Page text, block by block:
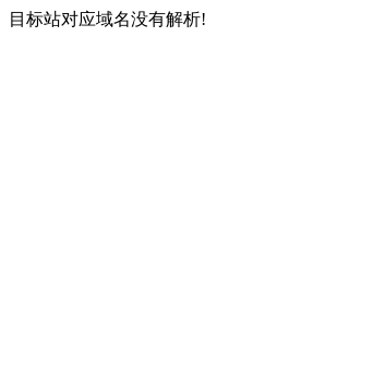
目标站对应域名没有解析!